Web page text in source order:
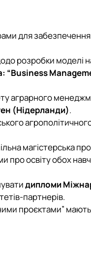
для
розробки моделі
“Business
аграрного
(Нідерланди).
магістерська
освіту обох
дипломи
партнерів.
проєктами”